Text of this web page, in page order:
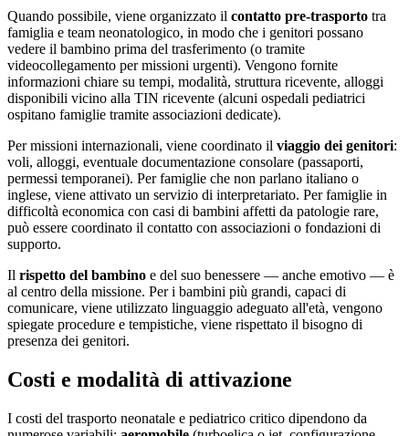
Quando possibile, viene organizzato il contatto pre-trasporto tra
famiglia e team neonatologico, in modo che i genitori possano
vedere il bambino prima del trasferimento (o tramite
videocollegamento per missioni urgenti). Vengono fornite
informazioni chiare su tempi, modalità, struttura ricevente, alloggi
disponibili vicino alla TIN ricevente (alcuni ospedali pediatrici
ospitano famiglie tramite associazioni dedicate).
Per missioni internazionali, viene coordinato il viaggio dei genitori:
voli, alloggi, eventuale documentazione consolare (passaporti,
permessi temporanei). Per famiglie che non parlano italiano o
inglese, viene attivato un servizio di interpretariato. Per famiglie in
difficoltà economica con casi di bambini affetti da patologie rare,
può essere coordinato il contatto con associazioni o fondazioni di
supporto.
Il rispetto del bambino e del suo benessere — anche emotivo — è
al centro della missione. Per i bambini più grandi, capaci di
comunicare, viene utilizzato linguaggio adeguato all'età, vengono
spiegate procedure e tempistiche, viene rispettato il bisogno di
presenza dei genitori.
Costi e modalità di attivazione
I costi del trasporto neonatale e pediatrico critico dipendono da